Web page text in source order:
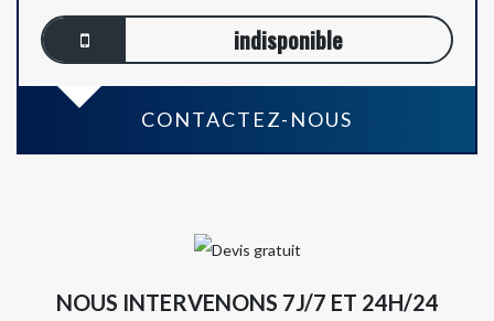
indisponible
CONTACTEZ-NOUS
NOUS INTERVENONS 7J/7 ET 24H/24